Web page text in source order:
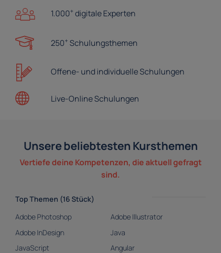
1.000+ digitale Experten
250+ Schulungsthemen
Offene- undindividuelle Schulungen
Live-OnlineSchulungen
Unsere beliebtesten Kursthemen
Vertiefe deine Kompetenzen, die aktuell gefragt
sind.
Top Themen (16 Stück)
Adobe Photoshop
Adobe Illustrator
Adobe InDesign
Java
JavaScript
Angular